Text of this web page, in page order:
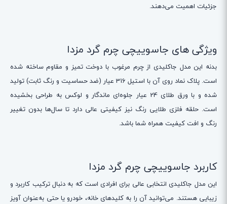
جزئیات اهمیت می‌دهند.
ویژگی های جاسوییچی چرم گرد مزدا
بدنه این مدل جاکلیدی از چرم مرغوب با دوخت تمیز و مقاوم ساخته شده
است. پلاک نماد روی آن با استیل 316 عیار (ضد حساسیت و رنگ ثابت) تولید
شده و با ورق طلای 24 عیار جلوه‌ای ماندگار و لوکس به طراحی بخشیده
است. حلقه فلزی طلایی رنگ نیز کیفیتی عالی دارد تا سال‌ها بدون تغییر
رنگ و افت کیفیت همراه شما باشد.
کاربرد جاسوییچی چرم گرد مزدا
این مدل جاکلیدی انتخابی عالی برای افرادی است که به دنبال ترکیب کاربرد و
زیبایی هستند. می‌توانید آن را به کلیدهای خانه، خودرو یا حتی به‌عنوان آویز